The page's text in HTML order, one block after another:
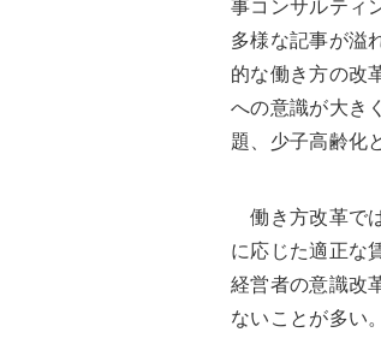
事コンサルティ
多様な記事が溢
的な働き方の改
への意識が大き
題、少子高齢化
働き方改革で
に応じた適正な
経営者の意識改
ないことが多い。